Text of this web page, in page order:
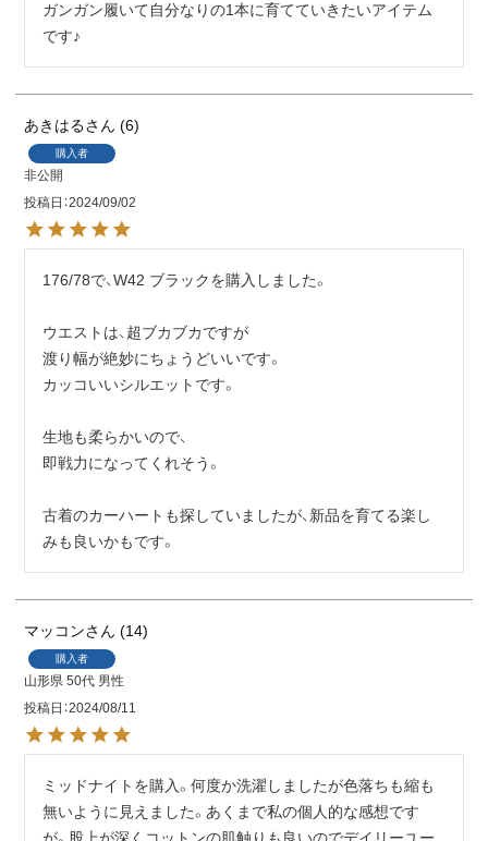
ガンガン履いて自分なりの1本に育てていきたいアイテム
です♪
あきはる 6
購入者
非公開
投稿日 2024/09/02
176/78で、W42 ブラックを購入しました。
ウエストは、超ブカブカですが
渡り幅が絶妙にちょうどいいです。
カッコいいシルエットです。
生地も柔らかいので、
即戦力になってくれそう。
古着のカーハートも探していましたが、新品を育てる楽し
みも良いかもです。
マッコン 14
購入者
山形県 50代 男性
投稿日 2024/08/11
ミッドナイトを購入。何度か洗濯しましたが色落ちも縮も
無いように見えました。あくまで私の個人的な感想です